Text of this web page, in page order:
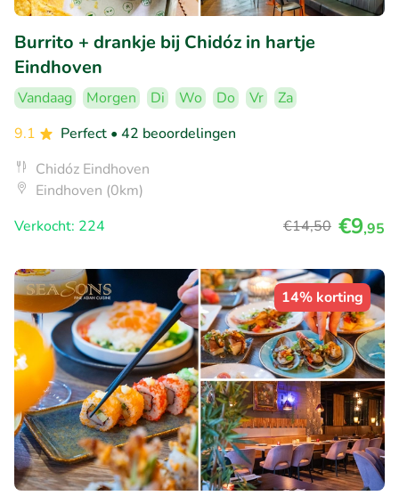
Burrito + drankje bij Chidóz in hartje
Eindhoven
Vandaag Morgen Di Wo Do Vr
Za
9.1
Perfect • 42 beoordelingen
Chidóz Eindhoven
Eindhoven (0km)
Verkocht: 224
€14,50 €9,95
14% korting